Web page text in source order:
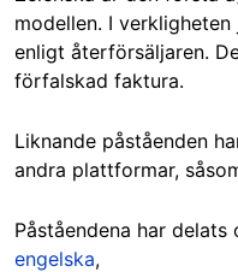
modellen. I
enligt återförsäljaren.
förfalskad faktura.
Liknande påståenden
andra plattformar,
Påståendena har delats
engelska,